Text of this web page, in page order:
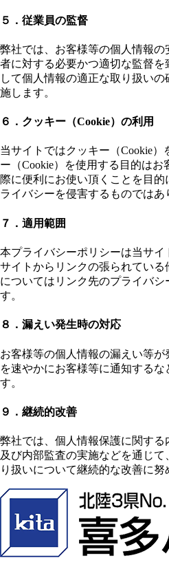
５．従業員の監督
弊社では、お客様等の個人情報
者に対する必要かつ適切な監督
して個人情報の適正な取り扱い
施します。
６．クッキー（Cookie）の利用
当サイトではクッキー（Cookie
ー（Cookie）を使用する目的は
際に便利にお使い頂くことを目
ライバシーを侵害するものではあ
７．適用範囲
本プライバシーポリシーは当サ
サイトからリンクの張られてい
についてはリンク先のプライバシ
す。
８．漏えい発生時の対応
お客様等の個人情報の漏えい等
を速やかにお客様等に通知する
す。
９．継続的改善
弊社では、個人情報保護に関す
及び内部監査の実施などを通じ
り扱いについて継続的な改善に努